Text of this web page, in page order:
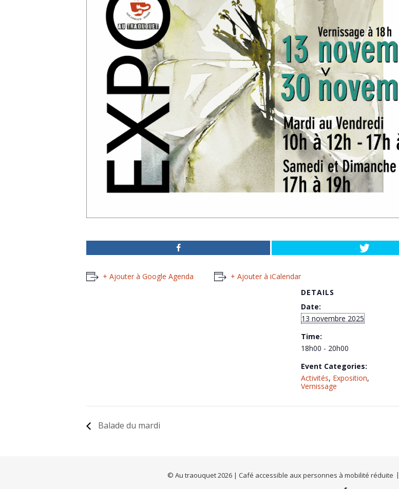
+ Ajouter à Google Agenda
+ Ajouter à iCalendar
DETAILS
Date:
13 novembre 2025
Time:
18h00 - 20h00
Event Categories:
Activités, Exposition,
Vernissage
Balade du mardi
© Au traouquet 2026 | Café accessible aux personnes à mobilité réduite